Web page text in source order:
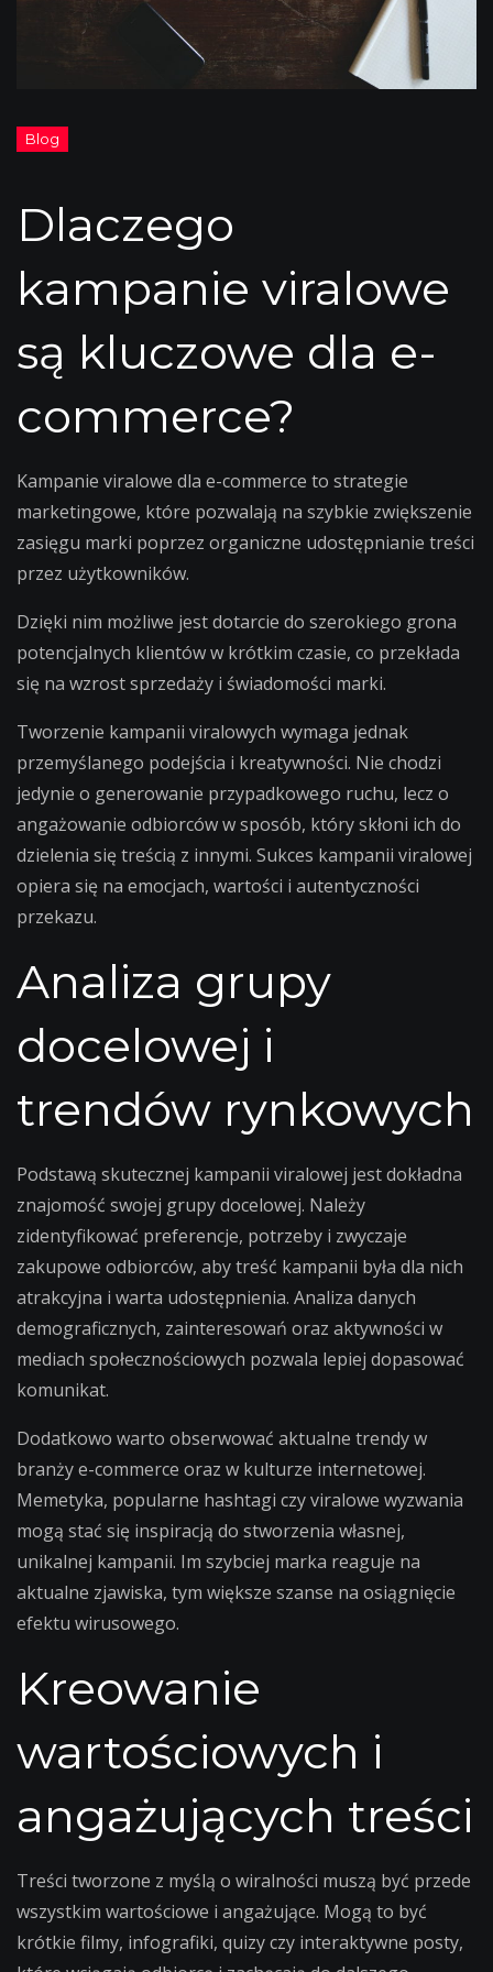
Dlaczego
kampanie viralowe
są kluczowe dla e-
commerce?
Kampanie viralowe dla e-commerce to strategie
marketingowe, które pozwalają na szybkie zwiększenie
zasięgu marki poprzez organiczne udostępnianie treści
przez użytkowników.
Dzięki nim możliwe jest dotarcie do szerokiego grona
potencjalnych klientów w krótkim czasie, co przekłada
się na wzrost sprzedaży i świadomości marki.
Tworzenie kampanii viralowych wymaga jednak
przemyślanego podejścia i kreatywności. Nie chodzi
jedynie o generowanie przypadkowego ruchu, lecz o
angażowanie odbiorców w sposób, który skłoni ich do
dzielenia się treścią z innymi. Sukces kampanii viralowej
opiera się na emocjach, wartości i autentyczności
przekazu.
Analiza grupy
docelowej i
trendów rynkowych
Podstawą skutecznej kampanii viralowej jest dokładna
znajomość swojej grupy docelowej. Należy
zidentyfikować preferencje, potrzeby i zwyczaje
zakupowe odbiorców, aby treść kampanii była dla nich
atrakcyjna i warta udostępnienia. Analiza danych
demograficznych, zainteresowań oraz aktywności w
mediach społecznościowych pozwala lepiej dopasować
komunikat.
Dodatkowo warto obserwować aktualne trendy w
branży e-commerce oraz w kulturze internetowej.
Memetyka, popularne hashtagi czy viralowe wyzwania
mogą stać się inspiracją do stworzenia własnej,
unikalnej kampanii. Im szybciej marka reaguje na
aktualne zjawiska, tym większe szanse na osiągnięcie
efektu wirusowego.
Kreowanie
wartościowych i
angażujących treści
Treści tworzone z myślą o wiralności muszą być przede
wszystkim wartościowe i angażujące. Mogą to być
krótkie filmy, infografiki, quizy czy interaktywne posty,